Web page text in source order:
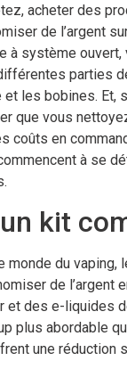
acheter des
de l’argent
à système ouvert,
parties
les bobines.
que vous
coûts en
à se
kit
monde du
de
et des e-liquides
plus abordable
une réduction